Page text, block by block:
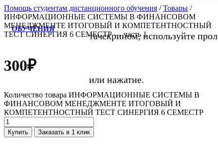
ОБУЧЕНИЯ
тачскрином, используйте
или нажатие.
Помощь студентам дистанционного обучения /Товары /
ИНФОРМАЦИОННЫЕ СИСТЕМЫ В ФИНАНСОВОМ
МЕНЕДЖМЕНТЕ ИТОГОВЫЙ И КОМПЕТЕНТНОСТНЫЙ
ТЕСТ СИНЕРГИЯ 6 СЕМЕСТР — часть 1
300₽
Количество товара ИНФОРМАЦИОННЫЕ СИСТЕМЫ В
ФИНАНСОВОМ МЕНЕДЖМЕНТЕ ИТОГОВЫЙ И
КОМПЕТЕНТНОСТНЫЙ ТЕСТ СИНЕРГИЯ 6 СЕМЕСТР
Купить Заказать в 1 клик